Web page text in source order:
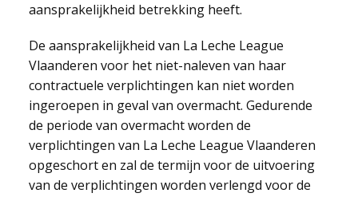
aansprakelijkheid betrekking heeft.
De aansprakelijkheid van La Leche League
Vlaanderen voor het niet-naleven van haar
contractuele verplichtingen kan niet worden
ingeroepen in geval van overmacht. Gedurende
de periode van overmacht worden de
verplichtingen van La Leche League Vlaanderen
opgeschort en zal de termijn voor de uitvoering
van de verplichtingen worden verlengd voor de